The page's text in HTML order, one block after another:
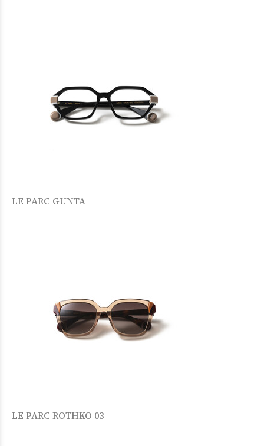
LE PARC GUNTA
LE PARC ROTHKO 03